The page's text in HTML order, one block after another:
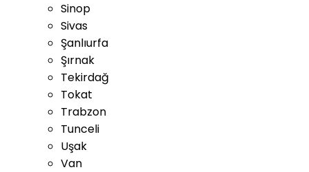
Sinop
Sivas
Şanlıurfa
Şırnak
Tekirdağ
Tokat
Trabzon
Tunceli
Uşak
Van